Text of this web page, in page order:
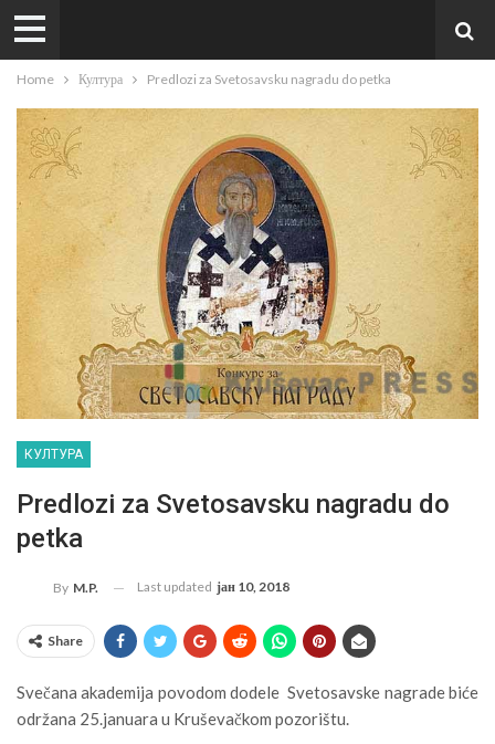
Home Култура Predlozi za Svetosavsku nagradu do petka
КУЛТУРА
Predlozi za Svetosavsku nagradu do
petka
By M.P. Last updated јан 10, 2018
Share
Svečana akademija povodom dodele Svetosavske nagrade biće
održana 25.januara u Kruševačkom pozorištu.